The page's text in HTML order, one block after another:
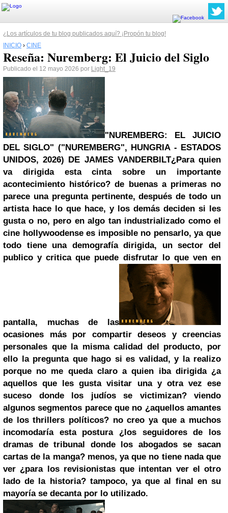
¿Los artículos de tu blog publicados aquí? ¡Propón tu blog!
INICIO › CINE
Reseña: Nuremberg: El Juicio del Siglo
Publicado el 12 mayo 2026 por Light_19
"NUREMBERG: EL JUICIO
DEL SIGLO" ("NUREMBERG", HUNGRIA - ESTADOS
UNIDOS, 2026) DE JAMES VANDERBILT¿Para quien
va dirigida esta cinta sobre un importante
acontecimiento histórico? de buenas a primeras no
parece una pregunta pertinente, después de todo un
artista hace lo que hace, y los demás deciden si les
gusta o no, pero en algo tan industrializado como el
cine hollywoodense es imposible no pensarlo, ya que
todo tiene una demografía dirigida, un sector del
publico y critica que puede disfrutar lo que ven en
pantalla, muchas de las
ocasiones más por compartir deseos y creencias
personales que la misma calidad del producto, por
ello la pregunta que hago si es validad, y la realizo
porque no me queda claro a quien iba dirigida ¿a
aquellos que les gusta visitar una y otra vez ese
suceso donde los judíos se victimizan? viendo
algunos segmentos parece que no ¿aquellos amantes
de los thrillers políticos? no creo ya que a muchos
incomodaría esta postura ¿los seguidores de los
dramas de tribunal donde los abogados se sacan
cartas de la manga? menos, ya que no tiene nada que
ver ¿para los revisionistas que intentan ver el otro
lado de la historia? tampoco, ya que al final en su
mayoría se decanta por lo utilizado.